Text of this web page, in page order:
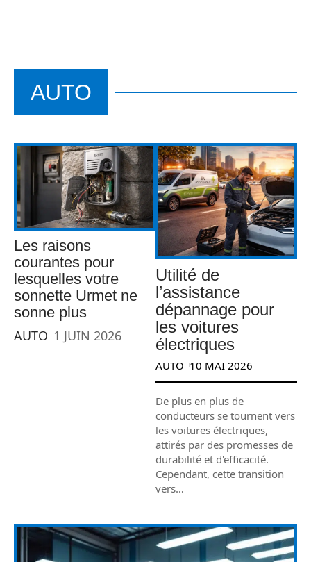
AUTO
Les raisons
courantes pour
lesquelles votre
sonnette Urmet ne
sonne plus
AUTO 1 JUIN 2026
Utilité de
l’assistance
dépannage pour
les voitures
électriques
AUTO 10 MAI 2026
De plus en plus de
conducteurs se tournent vers
les voitures électriques,
attirés par des promesses de
durabilité et d'efficacité.
Cependant, cette transition
vers…